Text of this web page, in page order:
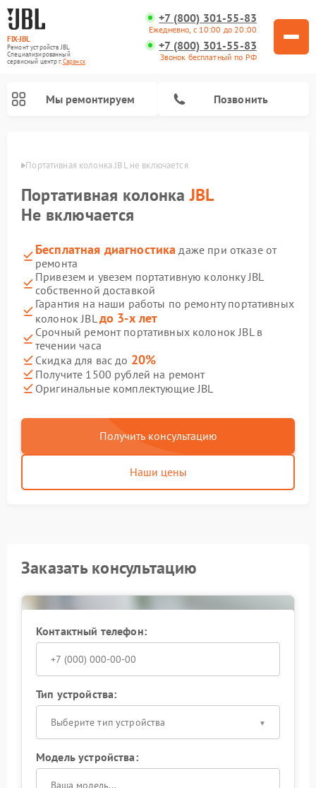
FIX-JBL
Ремонт устройств JBL
Специализированный
cервисный центр г.Саранск
+7 (800) 301-55-83
Ежедневно, с 10:00 до 20:00
+7 (800) 301-55-83
Звонок бесплатный по РФ
Мы ремонтируем Позвонить
Портативная колонка JBL не включается
Портативная колонкаJBL
Не включается
Бесплатная диагностика даже при отказе от
ремонта
Привезем и увезем портативную колонку JBL
собственной доставкой
Гарантия на наши работы по ремонту портативных
колонок JBLдо 3-х лет
Срочный ремонт портативных колонок JBL в
течении часа
Скидка для вас до 20%
Получите 1500 рублей на ремонт
Оригинальные комплектующие JBL
Получить консультацию
Наши цены
Заказать консультацию
Контактный телефон:
Тип устройства:
Выберите тип устройства
Модель устройства: